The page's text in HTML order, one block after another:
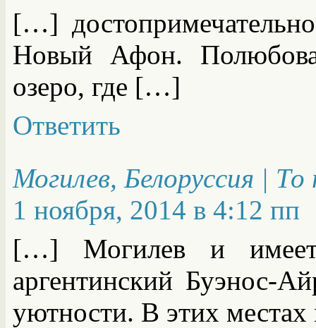
[…]
Новый Афон.
озеро, где […]
Ответить
Могилев, Белоруссия |
1 ноября, 2014 в 4:12 пп
[…] Могилев и имеет
аргентинский Буэнос-
уютности. В этих